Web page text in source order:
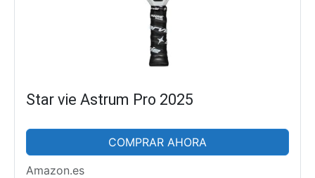
Star vie Astrum Pro 2025
COMPRAR AHORA
Amazon.es